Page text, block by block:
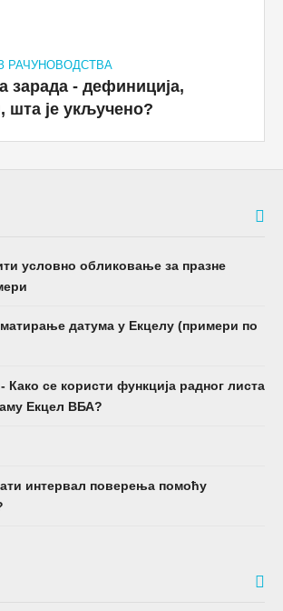
РАЧУНОВОДСТВА
зарада - дефиниција,
шта је укључено?
условно обликовање за празне
датума у ​​Екцелу (примери по
се користи функција радног листа
Екцел ВБА?
интервал поверења помоћу